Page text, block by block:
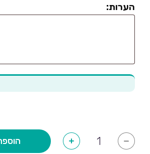
הערות:
-
של
+